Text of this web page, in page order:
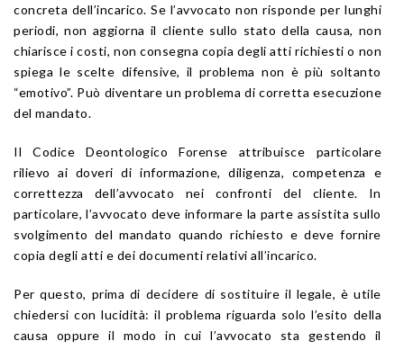
concreta dell’incarico. Se l’avvocato non risponde per lunghi
periodi, non aggiorna il cliente sullo stato della causa, non
chiarisce i costi, non consegna copia degli atti richiesti o non
spiega le scelte difensive, il problema non è più soltanto
“emotivo”. Può diventare un problema di corretta esecuzione
del mandato.
Il Codice Deontologico Forense attribuisce particolare
rilievo ai doveri di informazione, diligenza, competenza e
correttezza dell’avvocato nei confronti del cliente. In
particolare, l’avvocato deve informare la parte assistita sullo
svolgimento del mandato quando richiesto e deve fornire
copia degli atti e dei documenti relativi all’incarico.
Per questo, prima di decidere di sostituire il legale, è utile
chiedersi con lucidità: il problema riguarda solo l’esito della
causa oppure il modo in cui l’avvocato sta gestendo il